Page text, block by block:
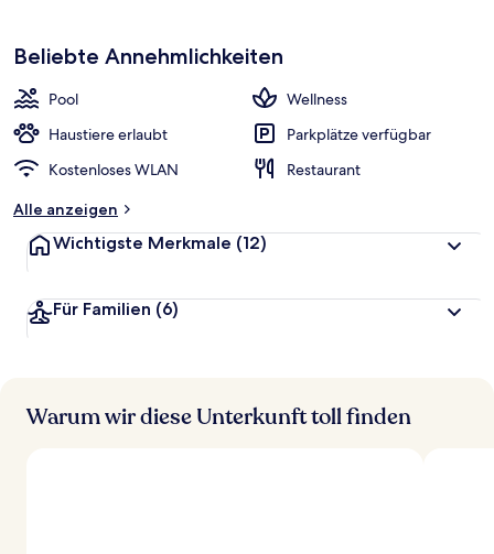
Beliebte Annehmlichkeiten
Pool
Wellness
Haustiere erlaubt
Parkplätze verfügbar
Kostenloses WLAN
Restaurant
Alle anzeigen
Wichtigste Merkmale (12)
Für Familien (6)
Warum wir diese Unterkunft toll finden